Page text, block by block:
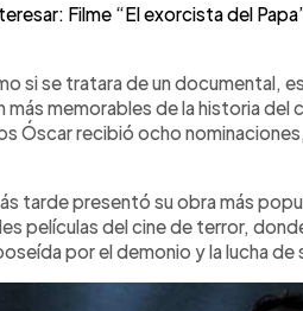
Filme “El exorcista del
si se tratara de un documental,
memorables de la historia del
Óscar recibió ocho
tarde presentó su obra más
películas del cine de terror,
por el demonio y la lucha de